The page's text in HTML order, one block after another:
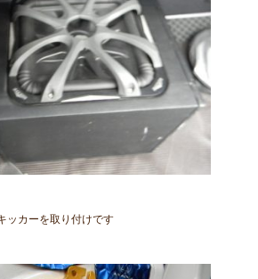
カーを取り付けです